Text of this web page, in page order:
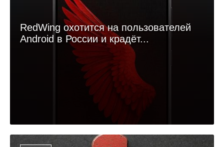
RedWing охотится на пользователей
Android в России и крадёт...